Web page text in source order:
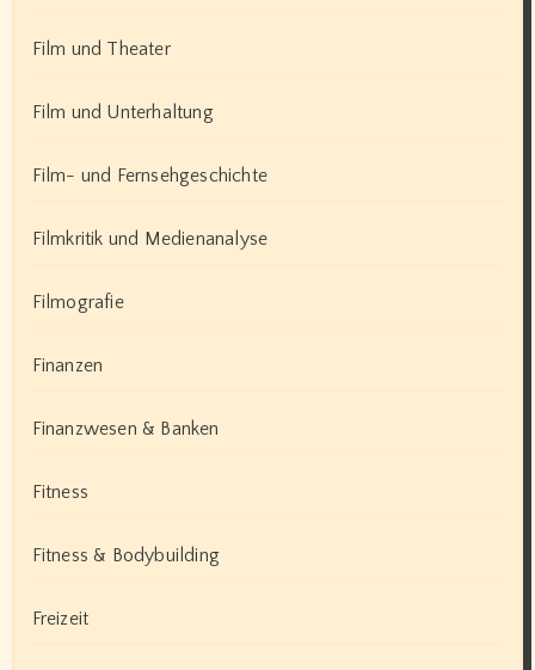
Film und Theater
Film und Unterhaltung
Film- und Fernsehgeschichte
Filmkritik und Medienanalyse
Filmografie
Finanzen
Finanzwesen & Banken
Fitness
Fitness & Bodybuilding
Freizeit